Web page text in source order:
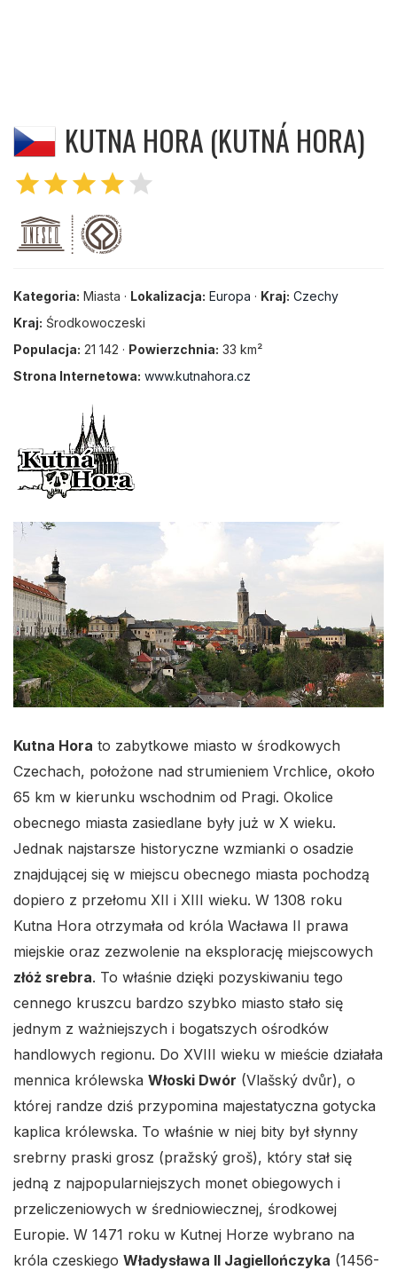
KUTNA HORA (KUTNÁ HORA)
starstarstarstar star
Kategoria: Miasta · Lokalizacja: Europa · Kraj: Czechy
Kraj: Środkowoczeski
Populacja: 21 142 · Powierzchnia: 33 km²
Strona Internetowa: www.kutnahora.cz
Kutna Hora to zabytkowe miasto w środkowych
Czechach, położone nad strumieniem Vrchlice, około
65 km w kierunku wschodnim od Pragi. Okolice
obecnego miasta zasiedlane były już w X wieku.
Jednak najstarsze historyczne wzmianki o osadzie
znajdującej się w miejscu obecnego miasta pochodzą
dopiero z przełomu XII i XIII wieku. W 1308 roku
Kutna Hora otrzymała od króla Wacława II prawa
miejskie oraz zezwolenie na eksplorację miejscowych
złóż srebra. To właśnie dzięki pozyskiwaniu tego
cennego kruszcu bardzo szybko miasto stało się
jednym z ważniejszych i bogatszych ośrodków
handlowych regionu. Do XVIII wieku w mieście działała
mennica królewska Włoski Dwór (Vlašský dvůr), o
której randze dziś przypomina majestatyczna gotycka
kaplica królewska. To właśnie w niej bity był słynny
srebrny praski grosz (pražský groš), który stał się
jedną z najpopularniejszych monet obiegowych i
przeliczeniowych w średniowiecznej, środkowej
Europie. W 1471 roku w Kutnej Horze wybrano na
króla czeskiego Władysława II Jagiellończyka (1456-